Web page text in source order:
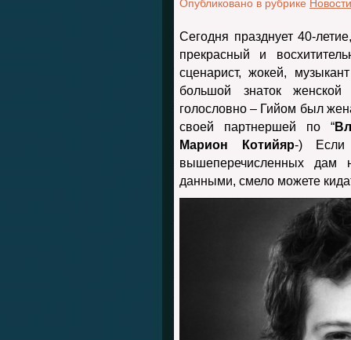
Опубликовано в рубрике Новости
Сегодня празднует 40-
прекрасный и
сценарист, жокей,
большой знаток
голословно – Гийом был
своей партнершей по “
Марион Котийяр-) Если
вышеперечисленных дам
данными, смело можете